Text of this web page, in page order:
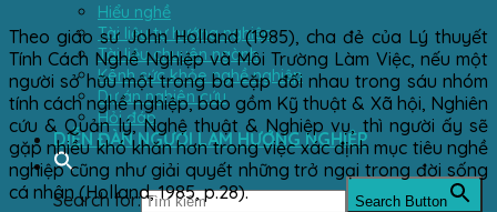
Hiểu nghề
Tài liệu tự hướng nghiệp
Tài liệu chuyên ngành
Kênh sức khỏe nghề nghiệp
Dự án nghiên cứu
Hỏi đáp
DIỄN ĐÀN NGƯỜI LÀM HƯỚNG NGHIỆP
Search for: Search Button
Theo giáo sư John Holland (1985), cha đẻ của Lý thuyết
Tính Cách Nghề Nghiệp và Môi Trường Làm Việc, nếu một
người sở hữu một trong ba cặp đối nhau trong sáu nhóm
tính cách nghề nghiệp, bao gồm Kỹ thuật & Xã hội, Nghiên
cứu & Quản lý, Nghệ thuật & Nghiệp vụ, thì người ấy sẽ
gặp nhiều khó khăn hơn trong việc xác định mục tiêu nghề
nghiệp cũng như giải quyết những trở ngại trong đời sống
cá nhân (Holland, 1985, p.28).